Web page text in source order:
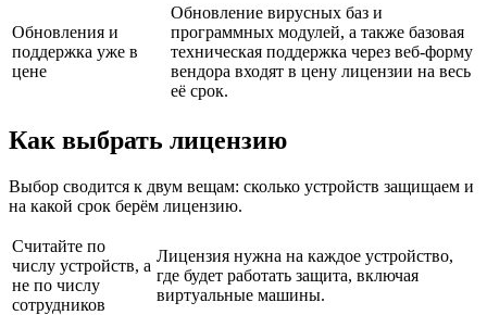
Обновления и
поддержка уже в
цене
Обновление вирусных баз и
программных модулей, а также базовая
техническая поддержка через веб-форму
вендора входят в цену лицензии на весь
её срок.
Как выбрать лицензию
Выбор сводится к двум вещам: сколько устройств защищаем и
на какой срок берём лицензию.
Считайте по
числу устройств, а
не по числу
сотрудников
Лицензия нужна на каждое устройство,
где будет работать защита, включая
виртуальные машины.